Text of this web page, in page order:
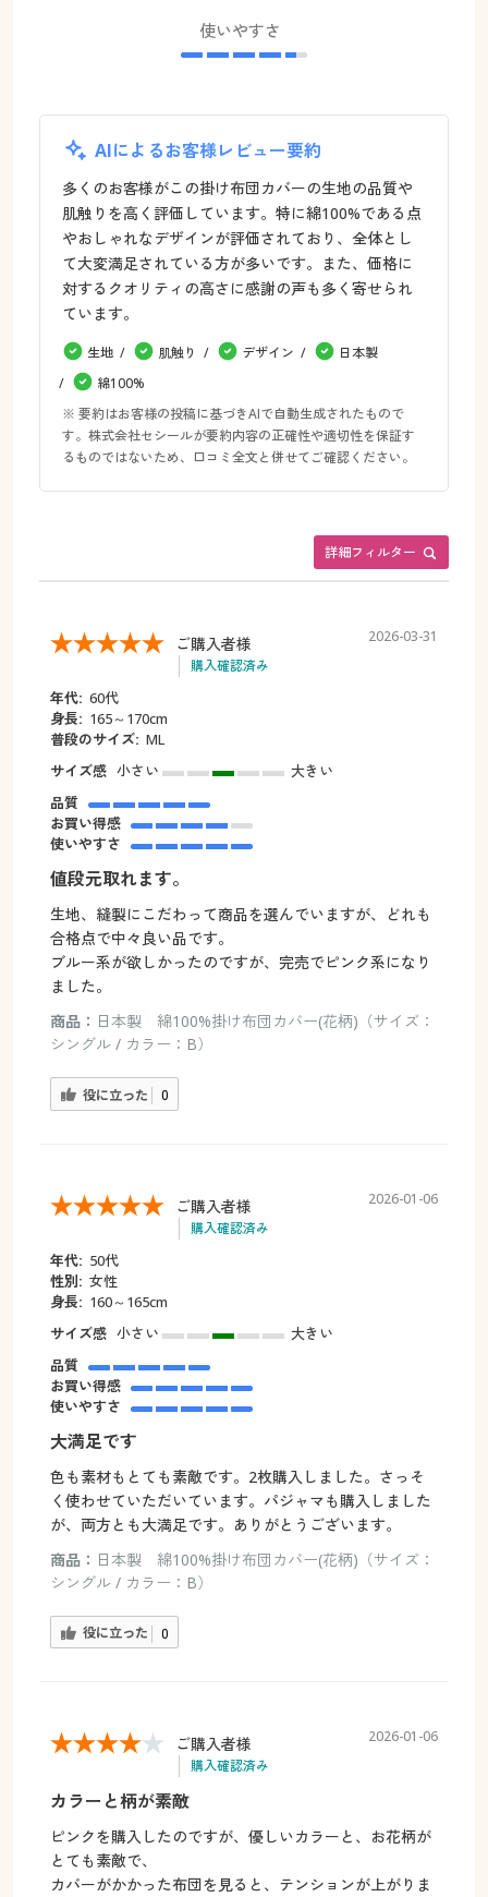
使いやすさ
AIによるお客様レビュー要約
多くのお客様がこの掛け布団カバーの生地の品質や
肌触りを高く評価しています。特に綿100%である点
やおしゃれなデザインが評価されており、全体とし
て大変満足されている方が多いです。また、価格に
対するクオリティの高さに感謝の声も多く寄せられ
ています。
生地 肌触り デザイン
日本製
綿100%
※ 要約はお客様の投稿に基づきAIで自動生成されたもので
す。株式会社セシールが要約内容の正確性や適切性を保証す
るものではないため、口コミ全文と併せてご確認ください。
詳細フィルター
ご購入者様
購入確認済み
2026-03-31
年代: 60代
身長: 165～170cm
普段のサイズ: ML
サイズ感 小さい
大きい
品質
お買い得感
使いやすさ
値段元取れます。
生地、縫製にこだわって商品を選んでいますが、どれも
合格点で中々良い品です。
ブルー系が欲しかったのですが、完売でピンク系になり
ました。
商品： 日本製 綿100%掛け布団カバー(花柄)（サイズ：
シングル / カラー：B）
役に立った 0
ご購入者様
購入確認済み
2026-01-06
年代: 50代
性別: 女性
身長: 160～165cm
サイズ感 小さい
大きい
品質
お買い得感
使いやすさ
大満足です
色も素材もとても素敵です。2枚購入しました。さっそ
く使わせていただいています。パジャマも購入しました
が、両方とも大満足です。ありがとうございます。
商品： 日本製 綿100%掛け布団カバー(花柄)（サイズ：
シングル / カラー：B）
役に立った 0
ご購入者様
購入確認済み
2026-01-06
カラーと柄が素敵
ピンクを購入したのですが、優しいカラーと、お花柄が
とても素敵で、
カバーがかかった布団を見ると、テンションが上がりま